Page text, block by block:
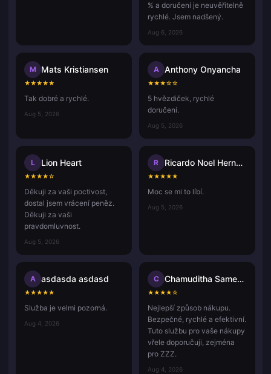
% a doručení je neuvěřitelně
rychlé. Jsem nadšený.
Aug 6, 2026
M Mats Kristiansen
★★★★★
Tak dobré a rychlé.
Aug 5, 2026
A Anthony Onyancha
★★★☆☆
5 hvězdiček, rychlé
doručení.
Aug 5, 2026
L Lion Heart
★★★★☆
Děkuji za vaši poctivost,
dostal jsem vrácení peněz.
Děkuji za vaši
pravdomluvnost.
Aug 5, 2026
R Ricardo Noel Hernandez Rafael
★★★★★
Moc se mi to líbí.
Aug 5, 2026
A asdasda asdasd
★★★★★
Služba je velmi pozorná.
Aug 4, 2026
C Chamuditha Sameenath
★★★★☆
Nejlepší způsob nákupu.
Bezpečné, rychlé a efektivní.
Tuto službu pro vaše nákupy
vřele doporučuji, zejména
pro ZZZ.
Aug 4, 2026